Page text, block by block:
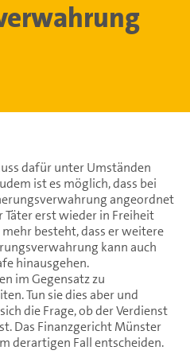
dafür unter Umständen
ist es möglich, dass bei
angeordnet
Täter erst wieder in Freiheit
besteht, dass er weitere
kann auch
hinausgehen.
im Gegensatz zu
Tun sie dies aber und
die Frage, ob der Verdienst
Das Finanzgericht Münster
derartigen Fall entscheiden.